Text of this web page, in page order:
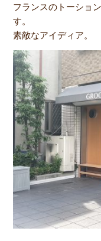
フランスのトーショ
す。
素敵なアイディア。